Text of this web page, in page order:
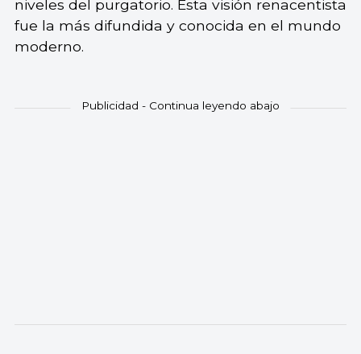
niveles del purgatorio. Esta visión renacentista
fue la más difundida y conocida en el mundo
moderno.